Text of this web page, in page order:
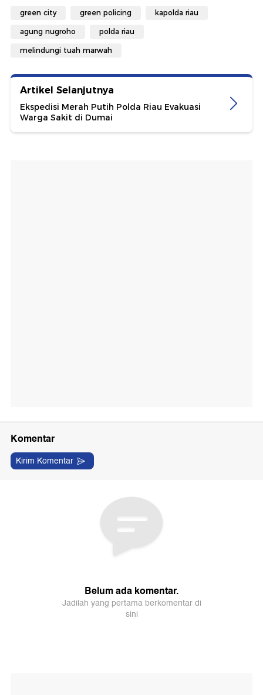
green city green policing kapolda riau
agung nugroho polda riau
melindungi tuah marwah
Artikel Selanjutnya
Ekspedisi Merah Putih Polda Riau Evakuasi
Warga Sakit di Dumai